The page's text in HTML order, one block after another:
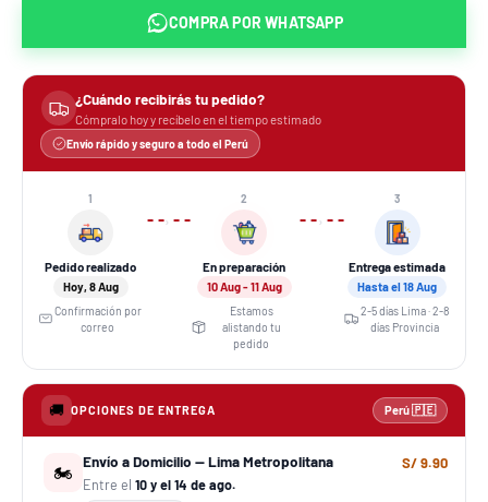
COMPRA PORWHATSAPP
¿Cuándo recibirás tu pedido?
Cómpralo hoy y recíbelo en el tiempo estimado
Envío rápido y seguro a todo el Perú
1
Pedido realizado
Hoy, 8 Aug
Confirmación por
correo
›
2
En preparación
10 Aug - 11 Aug
Estamos
alistando tu
pedido
›
3
Entrega estimada
Hasta el 18 Aug
2-5 días Lima · 2-8
días Provincia
🚚 OPCIONES DE ENTREGA Perú 🇵🇪
🏍️
Envío a Domicilio — Lima Metropolitana
Entre el 10 y el 14 de ago.
S/ 9.90